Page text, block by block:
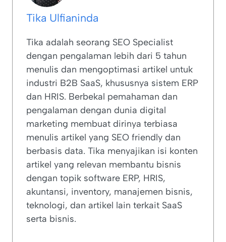
Tika Ulfianinda
Tika adalah seorang SEO Specialist
dengan pengalaman lebih dari 5 tahun
menulis dan mengoptimasi artikel untuk
industri B2B SaaS, khususnya sistem ERP
dan HRIS. Berbekal pemahaman dan
pengalaman dengan dunia digital
marketing membuat dirinya terbiasa
menulis artikel yang SEO friendly dan
berbasis data. Tika menyajikan isi konten
artikel yang relevan membantu bisnis
dengan topik software ERP, HRIS,
akuntansi, inventory, manajemen bisnis,
teknologi, dan artikel lain terkait SaaS
serta bisnis.